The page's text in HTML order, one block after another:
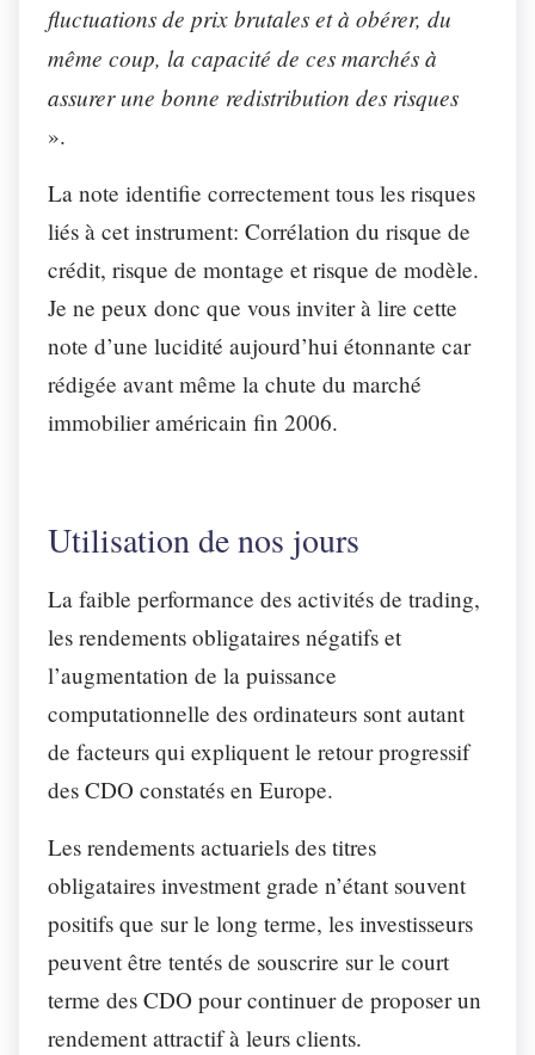
fluctuations de prix brutales et à obérer, du
même coup, la capacité de ces marchés à
assurer une bonne redistribution des risques
».
La note identifie correctement tous les risques
liés à cet instrument: Corrélation du risque de
crédit, risque de montage et risque de modèle.
Je ne peux donc que vous inviter à lire cette
note d’une lucidité aujourd’hui étonnante car
rédigée avant même la chute du marché
immobilier américain fin 2006.
Utilisation de nos jours
La faible performance des activités de trading,
les rendements obligataires négatifs et
l’augmentation de la puissance
computationnelle des ordinateurs sont autant
de facteurs qui expliquent le retour progressif
des CDO constatés en Europe.
Les rendements actuariels des titres
obligataires investment grade n’étant souvent
positifs que sur le long terme, les investisseurs
peuvent être tentés de souscrire sur le court
terme des CDO pour continuer de proposer un
rendement attractif à leurs clients.